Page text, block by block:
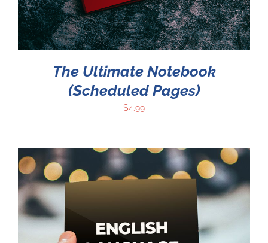
The Ultimate Notebook
(Scheduled Pages)
$4.99